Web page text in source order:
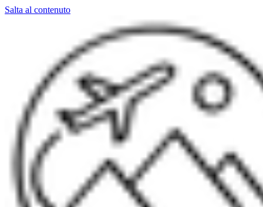
Salta al contenuto